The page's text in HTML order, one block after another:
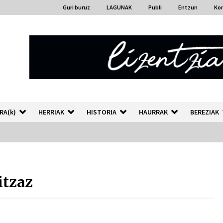
Guri buruz LAGUNAK Publi Entzun
HERRIAK HISTORIA HAURRAK BEREZIAK